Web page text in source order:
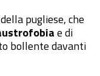
pugliese, che
e di
bollente davanti